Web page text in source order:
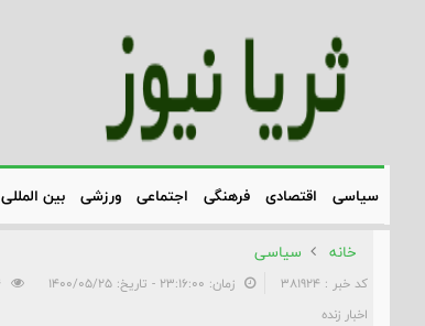
سیاسی اقتصادی فرهنگی اجتماعی ورزشی بین المللی
خانه سیاسی
کد خبر : 381924 زمان: ۲۳:۱۶:۰۰ - تاریخ: ۱۴۰۰/۰۵/۲۵
اخبار زنده